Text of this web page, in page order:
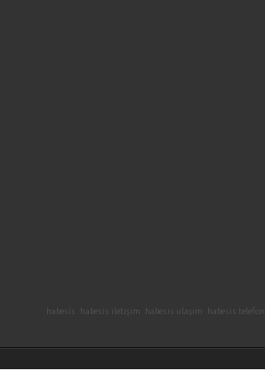
habesis habesis iletişim habesis ulaşım habesis telefon